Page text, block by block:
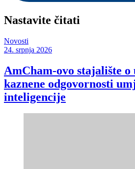
Nastavite čitati
Novosti
24. srpnja 2026
AmCham-ovo stajalište o
kaznene odgovornosti
inteligencije